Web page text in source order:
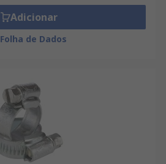
Adicionar
Folha de Dados